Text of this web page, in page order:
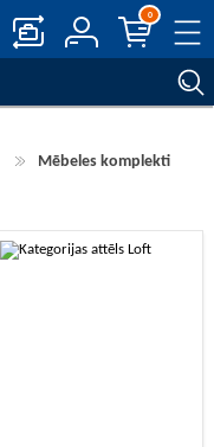
0
Mēbeles komplekti